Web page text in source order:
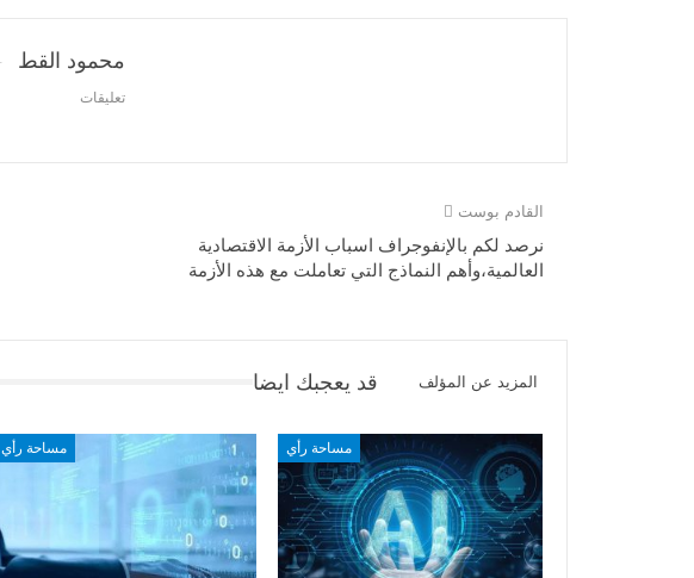
محمود القط
تعليقات
القادم بوست
نرصد لكم بالإنفوجراف اسباب الأزمة الاقتصادية
العالمية،وأهم النماذج التي تعاملت مع هذه الأزمة
قد يعجبك ايضا المزيد عن المؤلف
مساحة رأي مساحة رأي